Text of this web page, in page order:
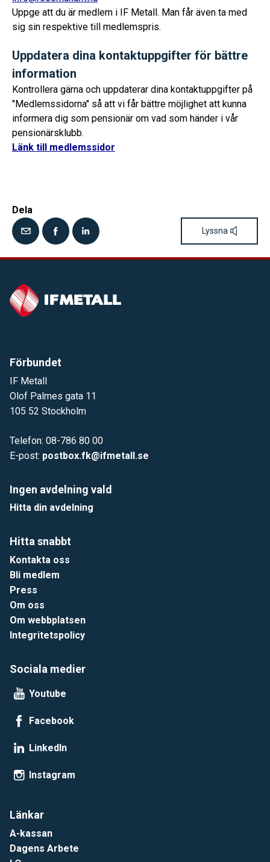
Uppge att du är medlem i IF Metall. Man får även ta med
sig sin respektive till medlemspris.
Uppdatera dina kontaktuppgifter för bättre
information
Kontrollera gärna och uppdaterar dina kontaktuppgifter på
"Medlemssidorna" så att vi får bättre möjlighet att kunna
informera dig som pensionär om vad som händer i vår
pensionärsklubb.
Länk till medlemssidor
Dela
Lyssna
Förbundet
IF Metall
Olof Palmes gata 11
105 52 Stockholm
Telefon: 08-786 80 00
E-post: postbox.fk@ifmetall.se
Ingen avdelning vald
Hitta din avdelning
Hitta snabbt
Kontakta oss
Bli medlem
Press
Om oss
Om webbplatsen
Integritetspolicy
Sociala medier
Youtube
Facebook
LinkedIn
Instagram
Länkar
A-kassan
Dagens Arbete